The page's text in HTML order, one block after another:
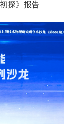
探》报告